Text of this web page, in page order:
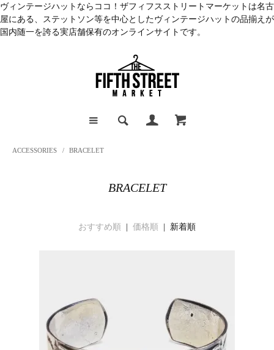
ヴィンテージハットならココ！ザフィフスストリートマーケットは名古
屋にある、ステットソン等を中心としたヴィンテージハットの品揃えが
国内随一を誇る実店舗保有のオンラインサイトです。
ACCESSORIES / BRACELET
BRACELET
おすすめ順 価格順 | 新着順